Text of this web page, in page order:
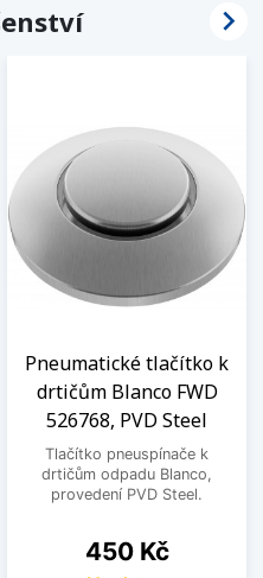
Pneumatické tlačítko k
drtičům Blanco FWD
526768, PVD Steel
Tlačítko pneuspínače k
drtičům odpadu Blanco,
provedení PVD Steel.
Cena
450 Kč
